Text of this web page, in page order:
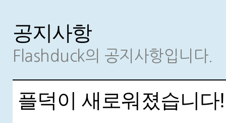
공지사항
Flashduck의 공지사항입니다.
플덕이 새로워졌습니다!